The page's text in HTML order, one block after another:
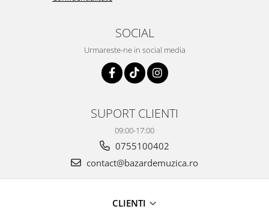
SOCIAL
Urmareste-ne in social media
SUPORT CLIENTI
09:00-17:00
0755100402
contact@bazardemuzica.ro
CLIENTI